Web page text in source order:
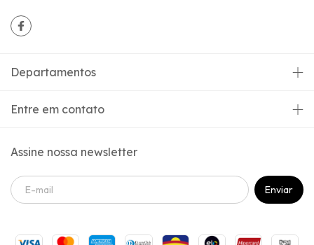
Departamentos
Entre em contato
Assine nossa newsletter